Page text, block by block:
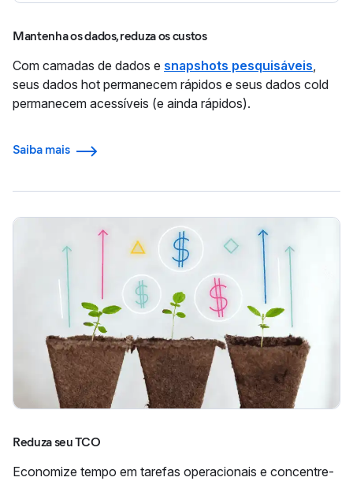
Mantenha os dados, reduza os custos
Com camadas de dados e snapshots pesquisáveis
seus dados hot permanecem rápidos e seus dados cold
permanecem acessíveis (e ainda rápidos).
Saiba mais
Reduza seu TCO
Economize tempo em tarefas operacionais e concentre-